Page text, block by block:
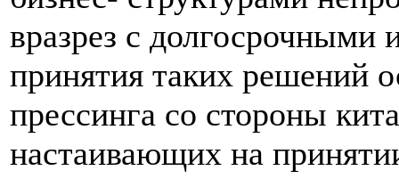
вразрез с долгосрочными
принятия таких решений
прессинга со стороны
настаивающих на